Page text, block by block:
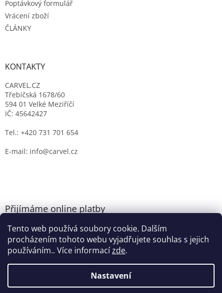
Tento web používá soubory cookie. Dalším
procházením tohoto webu vyjadřujete souhlas s jejich
používáním.. Více informacízde.
Nastavení
Poptávkový formulář
Vrácení zboží
ČLÁNKY
KONTAKTY
CARVEL.CZ
Třebíčská 1678/60
594 01 Velké Meziříčí
IČ: 45642427
Tel.: +420 731 701 654
E-mail: info@carvel.cz
Přijímáme online platby
Vytvořil Shoptet